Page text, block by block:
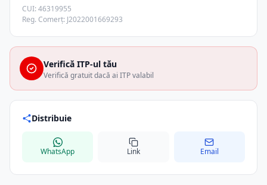
CUI: 46319955
Reg. Comerț: J2022001669293
Verifică ITP-ul tău
Verifică gratuit dacă ai ITP valabil
Distribuie
WhatsApp Link Email